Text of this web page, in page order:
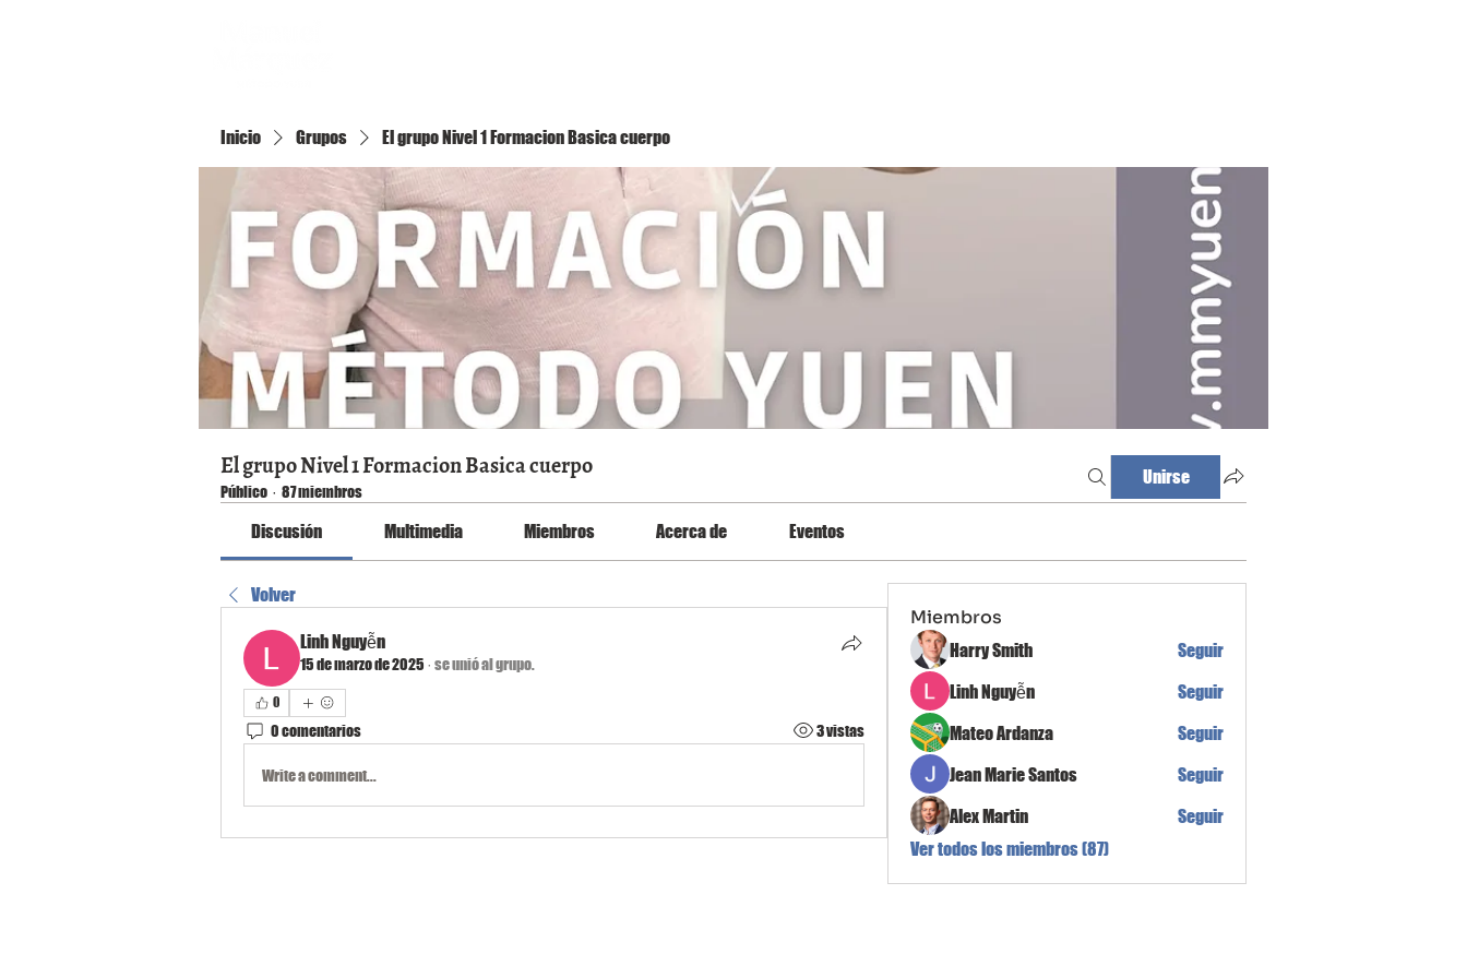
Inicio Grupos El grupo Nivel 1 Formacion Basica cuerpo
El grupo Nivel 1 Formacion Basica cuerpo
Público · 87 miembros
Unirse
Discusión Multimedia Miembros Acerca de Eventos
Volver
Linh Nguyễn
15 de marzo de 2025 · se unió al grupo.
0
0 comentarios 3 vistas
Write a comment...
Miembros
Harry Smith
Seguir
Linh Nguyễn
Seguir
Mateo Ardanza
Seguir
Jean Marie Santos
Seguir
Alex Martin
Seguir
Ver todos los miembros (87)